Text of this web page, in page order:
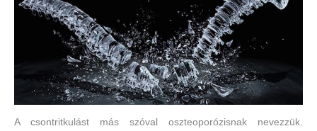
A csontritkulást más szóval oszteoporózisnak nevezzük.